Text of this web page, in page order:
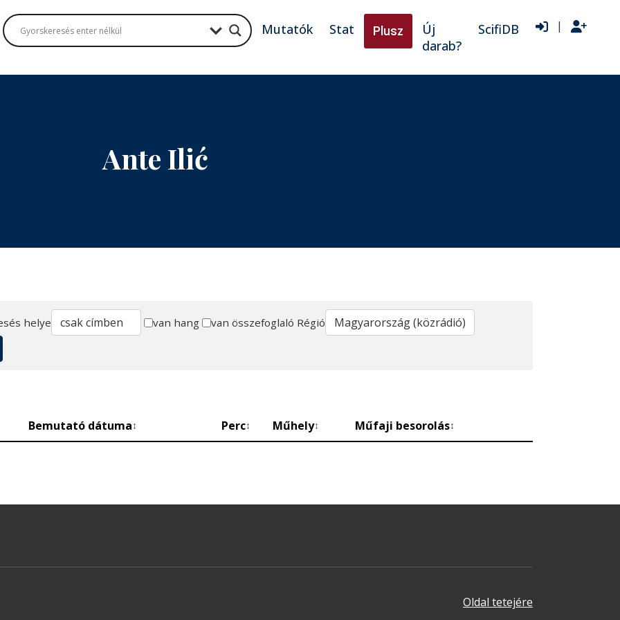
Mutatók Stat Plusz
Új
darab?
ScifiDB |
Ante Ilić
helye van hang van összefoglaló Régió
Bemutató dátuma↕ Perc↕ Műhely↕ Műfaji besorolás↕
Oldal tetejére